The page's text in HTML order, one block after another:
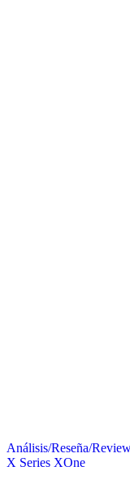
Análisis/Reseña/
X Series XOne